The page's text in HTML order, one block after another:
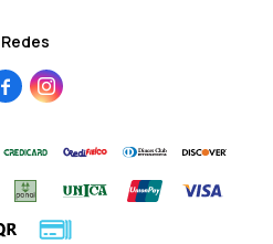
Redes
 